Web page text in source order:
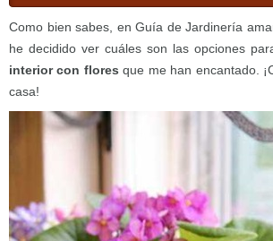
Como bien sabes, en Guía de Jardinería
he decidido ver cuáles son las opciones
interior con floresque me han encantado.
casa!